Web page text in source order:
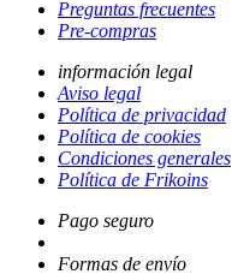
Preguntas frecuentes
Pre-compras
información legal
Aviso legal
Política de privacidad
Política de cookies
Condiciones generales
Política de Frikoins
Pago seguro
Formas de envío